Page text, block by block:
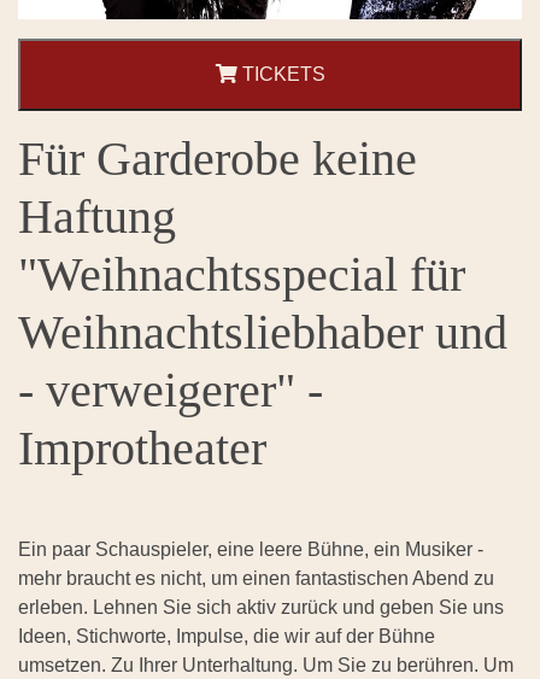
TICKETS
Für Garderobe keine
Haftung
"Weihnachtsspecial für
Weihnachtsliebhaber und
- verweigerer" -
Improtheater
Ein paar Schauspieler, eine leere Bühne, ein Musiker -
mehr braucht es nicht, um einen fantastischen Abend zu
erleben. Lehnen Sie sich aktiv zurück und geben Sie uns
Ideen, Stichworte, Impulse, die wir auf der Bühne
umsetzen. Zu Ihrer Unterhaltung. Um Sie zu berühren. Um